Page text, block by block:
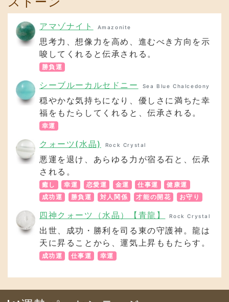
シーブルーカルセドニー Sea Blue Chalcedony
穏やかな気持ちになり、優しさに満ちた幸
福をもたらしてくれると、伝承される。
幸運
クォーツ(水晶)
悪運を退け、あらゆる力が宿る石と、伝承
される。
癒し 幸運 恋愛運 金運 仕事運
健康運
成功運
四神クォーツ（水晶）【青龍】
出世、成功・勝利を司る東の守護神。龍は
天に昇ることから、運気上昇ももたらす。
成功運 仕事運 幸運
運勢パーセンテージ
このストラップには、下記の運が含まれていま